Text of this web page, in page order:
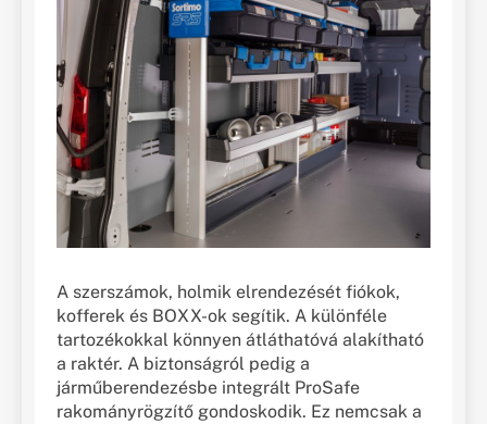
A szerszámok, holmik elrendezését fiókok,
kofferek és BOXX-ok segítik. A különféle
tartozékokkal könnyen átláthatóvá alakítható
a raktér. A biztonságról pedig a
járműberendezésbe integrált ProSafe
rakományrögzítő gondoskodik. Ez nemcsak a